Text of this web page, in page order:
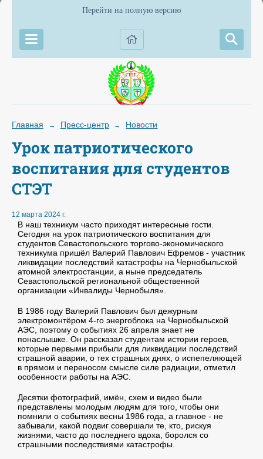
Перейти на полную версию
Главная → Пресс-центр → Новости
Урок патриотического
воспитания для студентов
СТЭТ
12 марта 2024 г.
В наш техникум часто приходят интересные гости.
Сегодня на урок патриотического воспитания для
студентов Севастопольского торгово-экономического
техникума пришёл Валерий Павлович Ефремов - участник
ликвидации последствий катастрофы на Чернобыльской
атомной электростанции, а ныне председатель
Севастопольской региональной общественной
организации «Инвалиды Чернобыля».
В 1986 году Валерий Павлович был дежурным
электромонтёром 4-го энергоблока на Чернобыльской
АЭС, поэтому о событиях 26 апреля знает не
понаслышке. Он рассказал студентам истории героев,
которые первыми прибыли для ликвидации последствий
страшной аварии, о тех страшных днях, о испепеляющей
в прямом и переносом смысле силе радиации, отметил
особенности работы на АЭС.
Десятки фотографий, имён, схем и видео были
представлены молодым людям для того, чтобы они
помнили о событиях весны 1986 года, а главное - не
забывали, какой подвиг совершали те, кто, рискуя
жизнями, часто до последнего вдоха, боролся со
страшными последствиями катастрофы.